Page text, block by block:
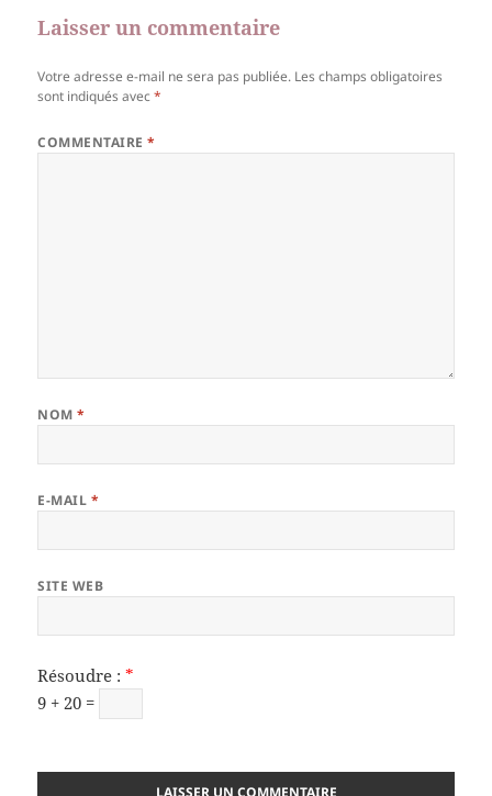
Laisser un commentaire
Votre adresse e-mail ne sera pas publiée. Les champs obligatoires
sont indiqués avec*
COMMENTAIRE*
NOM*
E-MAIL *
SITE WEB
Résoudre :*
9 + 20 =